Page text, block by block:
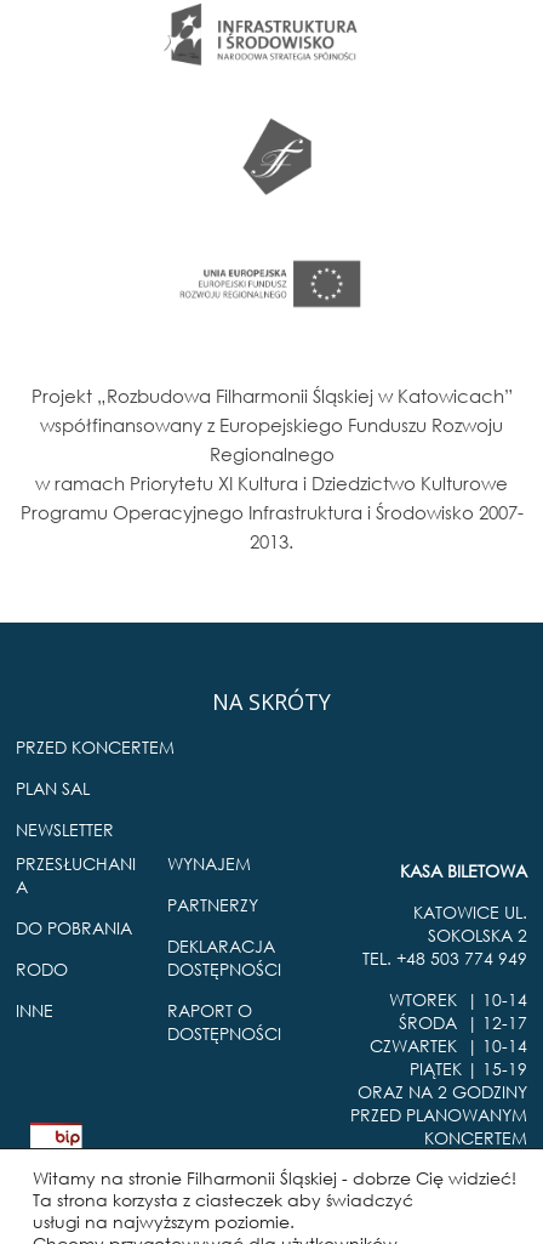
Projekt „Rozbudowa Filharmonii Śląskiej w Katowicach”
współfinansowany z Europejskiego Funduszu Rozwoju
Regionalnego
w ramach Priorytetu XI Kultura i Dziedzictwo Kulturowe
Programu Operacyjnego Infrastruktura i Środowisko 2007-
2013.
NA SKRÓTY
PRZED KONCERTEM
PLAN SAL
NEWSLETTER
PRZESŁUCHANI
A
DO POBRANIA
RODO
INNE
WYNAJEM
PARTNERZY
DEKLARACJA
DOSTĘPNOŚCI
RAPORT O
DOSTĘPNOŚCI
KASA BILETOWA
KATOWICE UL.
SOKOLSKA 2
TEL. +48 503 774 949
WTOREK | 10-14
ŚRODA | 12-17
CZWARTEK | 10-14
PIĄTEK | 15-19
ORAZ NA 2 GODZINY
PRZED PLANOWANYM
KONCERTEM
FILHARMONIA ŚLĄSKA IM.
Witamy na stronie Filharmonii Śląskiej - dobrze Cię widzieć!
Ta strona korzysta z ciasteczek aby świadczyć
usługi na najwyższym poziomie.